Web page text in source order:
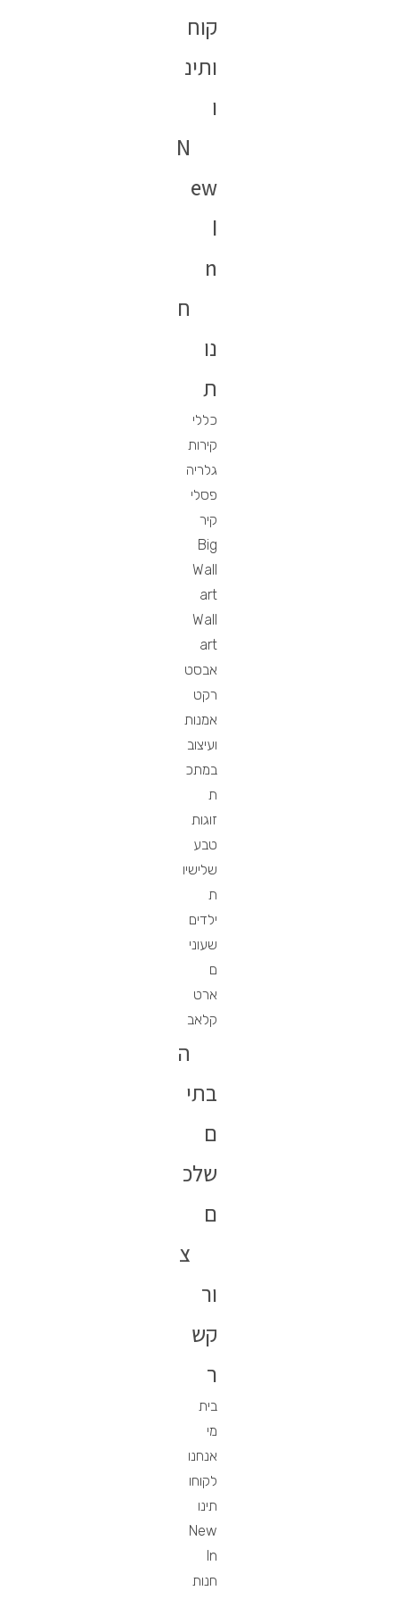
קוח
ותינ
ו
N
ew
I
n
ח
נו
ת
כללי
קירות
גלריה
פסלי
קיר
Big
Wall
art
Wall
art
אבסט
רקט
אמנות
ועיצוב
במתכ
ת
זוגות
טבע
שלישיו
ת
ילדים
שעוני
ם
ארט
קלאב
ה
בתי
ם
שלכ
ם
צ
ור
קש
ר
בית
מי
אנחנו
לקוחו
תינו
New
In
חנות